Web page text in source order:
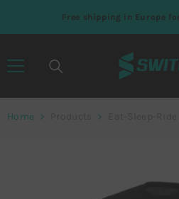
Free shipping in Europe
Home